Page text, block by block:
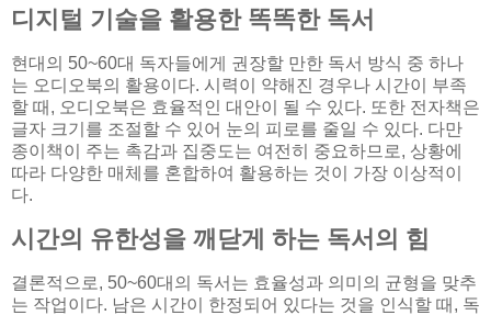
디지털 기술을 활용한 똑똑한 독서
현대의 50~60대 독자들에게 권장할 만한 독서 방식 중 하나
는 오디오북의 활용이다. 시력이 약해진 경우나 시간이 부족
할 때, 오디오북은 효율적인 대안이 될 수 있다. 또한 전자책은
글자 크기를 조절할 수 있어 눈의 피로를 줄일 수 있다. 다만
종이책이 주는 촉감과 집중도는 여전히 중요하므로, 상황에
따라 다양한 매체를 혼합하여 활용하는 것이 가장 이상적이
다.
시간의 유한성을 깨닫게 하는 독서의 힘
결론적으로, 50~60대의 독서는 효율성과 의미의 균형을 맞추
는 작업이다. 남은 시간이 한정되어 있다는 것을 인식할 때, 독